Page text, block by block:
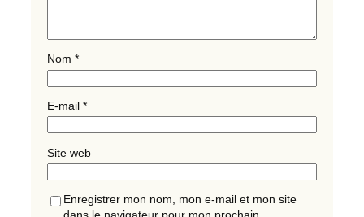
Nom *
E-mail *
Site web
Enregistrer mon nom, mon e-mail et mon site